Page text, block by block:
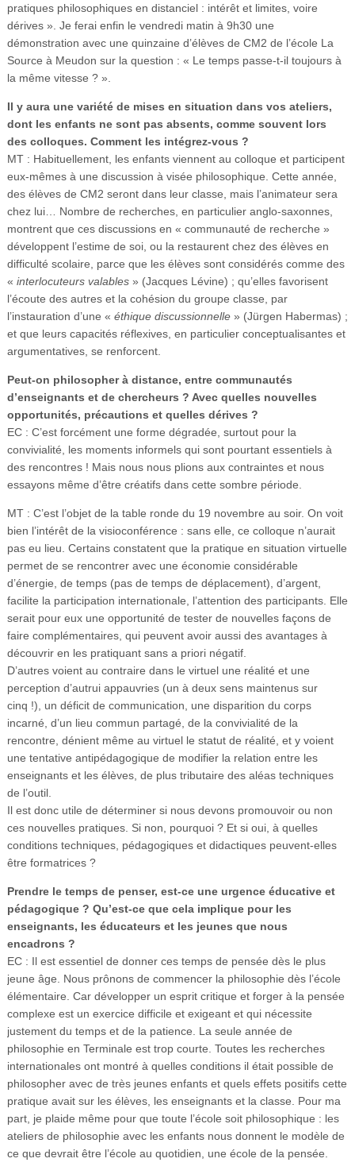
pratiques philosophiques en distanciel : intérêt et limites, voire
dérives ». Je ferai enfin le vendredi matin à 9h30 une
démonstration avec une quinzaine d’élèves de CM2 de l’école La
Source à Meudon sur la question : « Le temps passe-t-il toujours à
la même vitesse ? ».
Il y aura une variété de mises en situation dans vos ateliers,
dont les enfants ne sont pas absents, comme souvent lors
des colloques. Comment les intégrez-vous ?
MT : Habituellement, les enfants viennent au colloque et participent
eux-mêmes à une discussion à visée philosophique. Cette année,
des élèves de CM2 seront dans leur classe, mais l’animateur sera
chez lui… Nombre de recherches, en particulier anglo-saxonnes,
montrent que ces discussions en « communauté de recherche »
développent l’estime de soi, ou la restaurent chez des élèves en
difficulté scolaire, parce que les élèves sont considérés comme des
« interlocuteurs valables» (Jacques Lévine) ; qu’elles favorisent
l’écoute des autres et la cohésion du groupe classe, par
l’instauration d’une « éthique discussionnelle» (Jürgen Habermas) ;
et que leurs capacités réflexives, en particulier conceptualisantes et
argumentatives, se renforcent.
Peut-on philosopher à distance, entre communautés
d’enseignants et de chercheurs ? Avec quelles nouvelles
opportunités, précautions et quelles dérives ?
EC : C’est forcément une forme dégradée, surtout pour la
convivialité, les moments informels qui sont pourtant essentiels à
des rencontres ! Mais nous nous plions aux contraintes et nous
essayons même d’être créatifs dans cette sombre période.
MT : C’est l’objet de la table ronde du 19 novembre au soir. On voit
bien l’intérêt de la visioconférence : sans elle, ce colloque n’aurait
pas eu lieu. Certains constatent que la pratique en situation virtuelle
permet de se rencontrer avec une économie considérable
d’énergie, de temps (pas de temps de déplacement), d’argent,
facilite la participation internationale, l’attention des participants. Elle
serait pour eux une opportunité de tester de nouvelles façons de
faire complémentaires, qui peuvent avoir aussi des avantages à
découvrir en les pratiquant sans a priori négatif.
D’autres voient au contraire dans le virtuel une réalité et une
perception d’autrui appauvries (un à deux sens maintenus sur
cinq !), un déficit de communication, une disparition du corps
incarné, d’un lieu commun partagé, de la convivialité de la
rencontre, dénient même au virtuel le statut de réalité, et y voient
une tentative antipédagogique de modifier la relation entre les
enseignants et les élèves, de plus tributaire des aléas techniques
de l’outil.
Il est donc utile de déterminer si nous devons promouvoir ou non
ces nouvelles pratiques. Si non, pourquoi ? Et si oui, à quelles
conditions techniques, pédagogiques et didactiques peuvent-elles
être formatrices ?
Prendre le temps de penser, est-ce une urgence éducative et
pédagogique ? Qu’est-ce que cela implique pour les
enseignants, les éducateurs et les jeunes que nous
encadrons ?
EC : Il est essentiel de donner ces temps de pensée dès le plus
jeune âge. Nous prônons de commencer la philosophie dès l’école
élémentaire. Car développer un esprit critique et forger à la pensée
complexe est un exercice difficile et exigeant et qui nécessite
justement du temps et de la patience. La seule année de
philosophie en Terminale est trop courte. Toutes les recherches
internationales ont montré à quelles conditions il était possible de
philosopher avec de très jeunes enfants et quels effets positifs cette
pratique avait sur les élèves, les enseignants et la classe. Pour ma
part, je plaide même pour que toute l’école soit philosophique : les
ateliers de philosophie avec les enfants nous donnent le modèle de
ce que devrait être l’école au quotidien, une école de la pensée.